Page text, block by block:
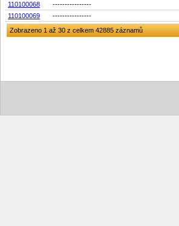
110100068
----------------
110100069
----------------
Zobrazeno 1 až 30 z celkem 42885 záznamů